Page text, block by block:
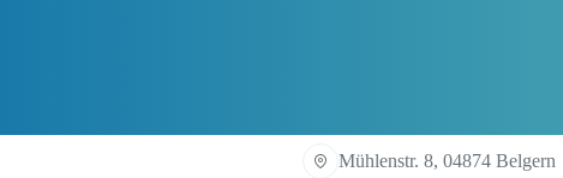
Mühlenstr. 8, 04874 Belgern